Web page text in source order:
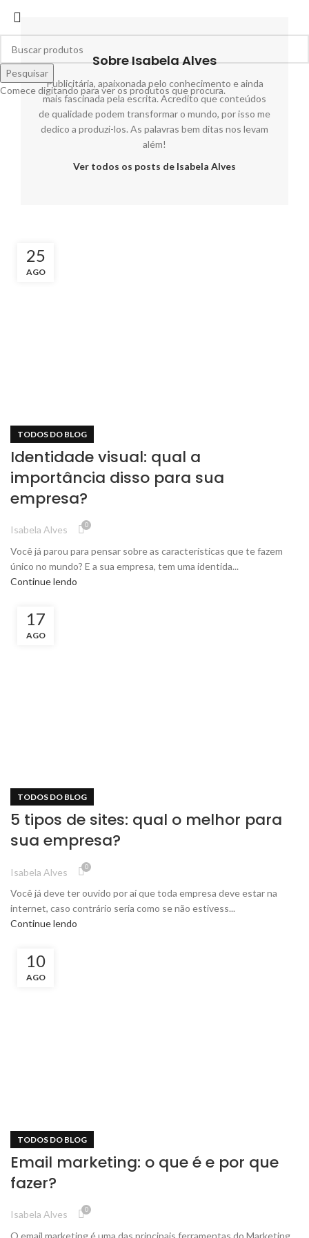
Sobre Isabela Alves
Publicitária, apaixonada pelo conhecimento e ainda
mais fascinada pela escrita. Acredito que conteúdos
de qualidade podem transformar o mundo, por isso me
dedico a produzi-los. As palavras bem ditas nos levam
além!
Ver todos os posts de Isabela Alves
25
AGO
TODOS DO BLOG
Identidade visual: qual a
importância disso para sua
empresa?
Isabela Alves 0
Você já parou para pensar sobre as características que te fazem
único no mundo? E a sua empresa, tem uma identida...
Continue lendo
17
AGO
TODOS DO BLOG
5 tipos de sites: qual o melhor para
sua empresa?
Isabela Alves 0
Você já deve ter ouvido por aí que toda empresa deve estar na
internet, caso contrário seria como se não estivess...
Continue lendo
10
AGO
TODOS DO BLOG
Email marketing: o que é e por que
fazer?
Isabela Alves 0
O email marketing é uma das principais ferramentas do Marketing
Pesquisar
Comece digitando para ver os produtos que procura.